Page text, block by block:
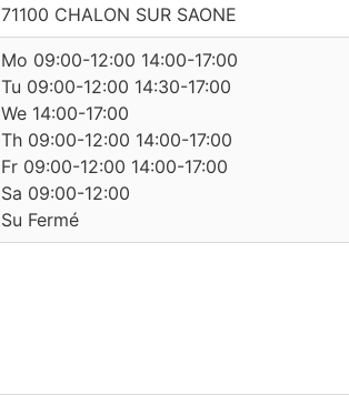
71100 CHALON SUR SAONE
Mo 09:00-12:00 14:00-17:00
Tu 09:00-12:00 14:30-17:00
We 14:00-17:00
Th 09:00-12:00 14:00-17:00
Fr 09:00-12:00 14:00-17:00
Sa 09:00-12:00
Su Fermé